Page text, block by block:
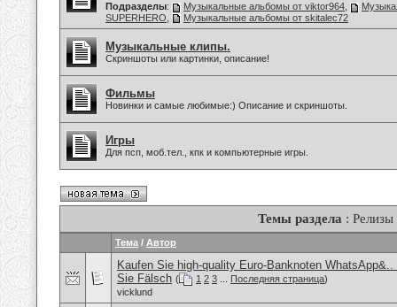
Подразделы: Музыкальные альбомы от viktor964
SUPERHERO
Музыкальные альбомы от skitalec72
Музыкальные клипы.
Скриншоты или картинки, описание!
Фильмы
Новинки и самые любимые:) Описание и скриншоты.
Игры
Для псп, моб.тел., кпк и компьютерные игры.
Темы раздела : Релизы
Тема / Автор
Kaufen Sie high-quality Euro-Banknoten
Sie Fälsch ( 1 2 3 Последняя страница)
vicklund